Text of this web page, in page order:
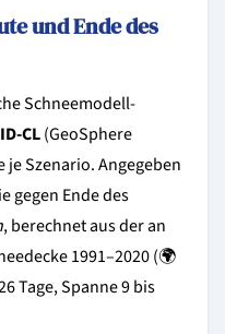
und Ende des
Schneemodell-
CL(GeoSphere
Szenario. Angegeben
gegen Ende des
, berechnet aus der an
1991–2020 (🌍
Tage, Spanne 9 bis